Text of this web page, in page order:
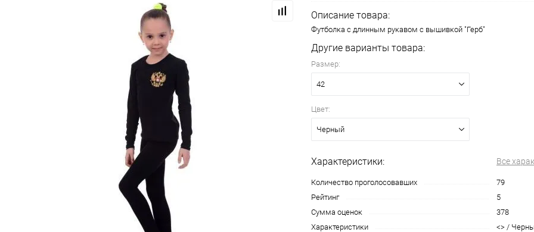
Описание товара:
Футболка с длинным рукавом с вышивкой "Герб"
Другие варианты товара:
Размер:
42
Цвет:
Черный
Характеристики: Все
Количество проголосовавших
79
Рейтинг
5
Сумма оценок
378
Характеристики
<> /